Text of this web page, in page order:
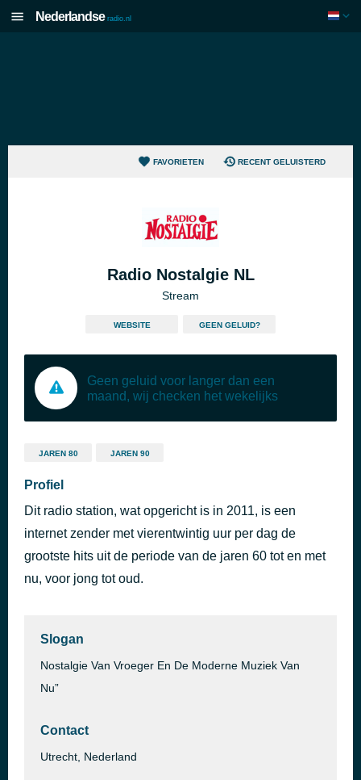
Nederlandse radio.nl
FAVORIETEN RECENT GELUISTERD
Radio Nostalgie NL
Stream
WEBSITE GEEN GELUID?
Geen geluid voor langer dan een
maand, wij checken het wekelijks
JAREN 80 JAREN 90
Profiel
Dit radio station, wat opgericht is in 2011, is een
internet zender met vierentwintig uur per dag de
grootste hits uit de periode van de jaren 60 tot en met
nu, voor jong tot oud.
Slogan
Nostalgie Van Vroeger En De Moderne Muziek Van
Nu”
Contact
Utrecht, Nederland